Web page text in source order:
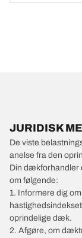
JURIDISK
De viste
anelse fra den
Din dækforhandler
om følgende:
1. Informere dig
oprindelige dæk.
2. Afgøre, om